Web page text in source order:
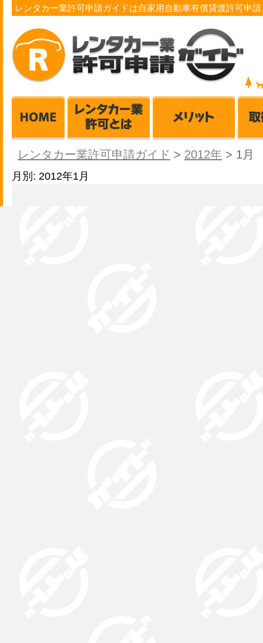
レンタカー業許可申請ガイドは自家用自動車有償貸渡許可申
レンタカー業許可申請ガイド > 2012年 > 1月
月別: 2012年1月